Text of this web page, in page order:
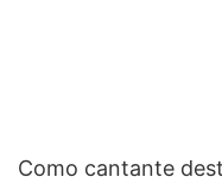
Como cantante